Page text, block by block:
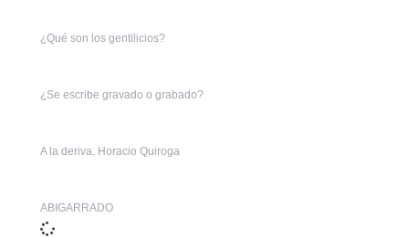
¿Qué son los gentilicios?
¿Se escribe gravado o grabado?
A la deriva. Horacio Quiroga
ABIGARRADO